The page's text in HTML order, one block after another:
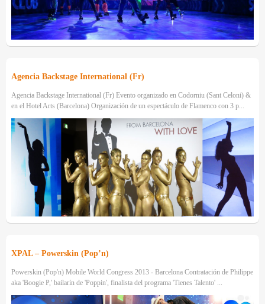
Agencia Backstage International (Fr)
Agencia Backstage International (Fr) Evento organizado en Codorniu (Sant Celoni) &
en el Hotel Arts (Barcelona) Organización de un espectáculo de Flamenco con 3 p...
XPAL – Powerskin (Pop’n)
Powerskin (Pop'n) Mobile World Congress 2013 - Barcelona Contratación de Philippe
aka 'Boogie P,' bailarín de 'Poppin', finalista del programa 'Tienes Talento' ...